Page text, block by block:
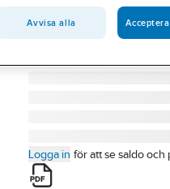
LAMELLRONDELL
Artikelnummer:
392142
67689056
Logga in för att se saldo och
Avvisa alla